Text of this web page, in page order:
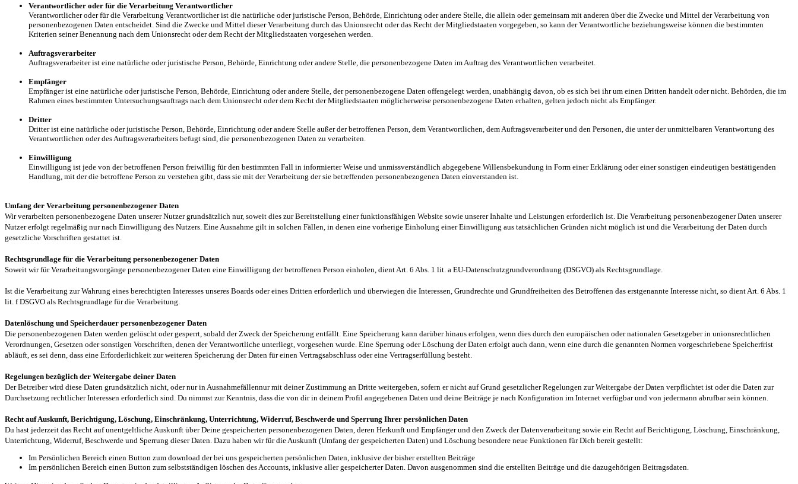
Verantwortlicher oder für die Verarbeitung Verantwortlicher
Verantwortlicher oder für die Verarbeitung Verantwortlicher ist die natürliche oder juristische Person, Behörde, Einrichtung oder andere Stelle, die allein oder gemeinsam mit anderen über die Zwecke und Mittel der Verarbeitung von
personenbezogenen Daten entscheidet. Sind die Zwecke und Mittel dieser Verarbeitung durch das Unionsrecht oder das Recht der Mitgliedstaaten vorgegeben, so kann der Verantwortliche beziehungsweise können die bestimmten
Kriterien seiner Benennung nach dem Unionsrecht oder dem Recht der Mitgliedstaaten vorgesehen werden.
Auftragsverarbeiter
Auftragsverarbeiter ist eine natürliche oder juristische Person, Behörde, Einrichtung oder andere Stelle, die personenbezogene Daten im Auftrag des Verantwortlichen verarbeitet.
Empfänger
Empfänger ist eine natürliche oder juristische Person, Behörde, Einrichtung oder andere Stelle, der personenbezogene Daten offengelegt werden, unabhängig davon, ob es sich bei ihr um einen Dritten handelt oder nicht. Behörden, die im
Rahmen eines bestimmten Untersuchungsauftrags nach dem Unionsrecht oder dem Recht der Mitgliedstaaten möglicherweise personenbezogene Daten erhalten, gelten jedoch nicht als Empfänger.
Dritter
Dritter ist eine natürliche oder juristische Person, Behörde, Einrichtung oder andere Stelle außer der betroffenen Person, dem Verantwortlichen, dem Auftragsverarbeiter und den Personen, die unter der unmittelbaren Verantwortung des
Verantwortlichen oder des Auftragsverarbeiters befugt sind, die personenbezogenen Daten zu verarbeiten.
Einwilligung
Einwilligung ist jede von der betroffenen Person freiwillig für den bestimmten Fall in informierter Weise und unmissverständlich abgegebene Willensbekundung in Form einer Erklärung oder einer sonstigen eindeutigen bestätigenden
Handlung, mit der die betroffene Person zu verstehen gibt, dass sie mit der Verarbeitung der sie betreffenden personenbezogenen Daten einverstanden ist.
Umfang der Verarbeitung personenbezogener Daten
Wir verarbeiten personenbezogene Daten unserer Nutzer grundsätzlich nur, soweit dies zur Bereitstellung einer funktionsfähigen Website sowie unserer Inhalte und Leistungen erforderlich ist. Die Verarbeitung personenbezogener Daten unserer
Nutzer erfolgt regelmäßig nur nach Einwilligung des Nutzers. Eine Ausnahme gilt in solchen Fällen, in denen eine vorherige Einholung einer Einwilligung aus tatsächlichen Gründen nicht möglich ist und die Verarbeitung der Daten durch
gesetzliche Vorschriften gestattet ist.
Rechtsgrundlage für die Verarbeitung personenbezogener Daten
Soweit wir für Verarbeitungsvorgänge personenbezogener Daten eine Einwilligung der betroffenen Person einholen, dient Art. 6 Abs. 1 lit. a EU-Datenschutzgrundverordnung (DSGVO) als Rechtsgrundlage.
Ist die Verarbeitung zur Wahrung eines berechtigten Interesses unseres Boards oder eines Dritten erforderlich und überwiegen die Interessen, Grundrechte und Grundfreiheiten des Betroffenen das erstgenannte Interesse nicht, so dient Art. 6 Abs. 1
lit. f DSGVO als Rechtsgrundlage für die Verarbeitung.
Datenlöschung und Speicherdauer personenbezogener Daten
Die personenbezogenen Daten werden gelöscht oder gesperrt, sobald der Zweck der Speicherung entfällt. Eine Speicherung kann darüber hinaus erfolgen, wenn dies durch den europäischen oder nationalen Gesetzgeber in unionsrechtlichen
Verordnungen, Gesetzen oder sonstigen Vorschriften, denen der Verantwortliche unterliegt, vorgesehen wurde. Eine Sperrung oder Löschung der Daten erfolgt auch dann, wenn eine durch die genannten Normen vorgeschriebene Speicherfrist
abläuft, es sei denn, dass eine Erforderlichkeit zur weiteren Speicherung der Daten für einen Vertragsabschluss oder eine Vertragserfüllung besteht.
Regelungen bezüglich der Weitergabe deiner Daten
Der Betreiber wird diese Daten grundsätzlich nicht, oder nur in Ausnahmefällennur mit deiner Zustimmung an Dritte weitergeben, sofern er nicht auf Grund gesetzlicher Regelungen zur Weitergabe der Daten verpflichtet ist oder die Daten zur
Durchsetzung rechtlicher Interessen erforderlich sind. Du nimmst zur Kenntnis, dass die von dir in deinem Profil angegebenen Daten und deine Beiträge je nach Konfiguration im Internet verfügbar und von jedermann abrufbar sein können.
Recht auf Auskunft, Berichtigung, Löschung, Einschränkung, Unterrichtung, Widerruf, Beschwerde und Sperrung Ihrer persönlichen Daten
Du hast jederzeit das Recht auf unentgeltliche Auskunft über Deine gespeicherten personenbezogenen Daten, deren Herkunft und Empfänger und den Zweck der Datenverarbeitung sowie ein Recht auf Berichtigung, Löschung, Einschränkung,
Unterrichtung, Widerruf, Beschwerde und Sperrung dieser Daten. Dazu haben wir für die Auskunft (Umfang der gespeicherten Daten) und Löschung besondere neue Funktionen für Dich bereit gestellt:
Im Persönlichen Bereich einen Button zum download der bei uns gespeicherten persönlichen Daten, inklusive der bisher erstellten Beiträge
Im persönlichen Bereich einen Button zum selbstständigen löschen des Accounts, inklusive aller gespeicherter Daten. Davon ausgenommen sind die erstellten Beiträge und die dazugehörigen Beitragsdaten.